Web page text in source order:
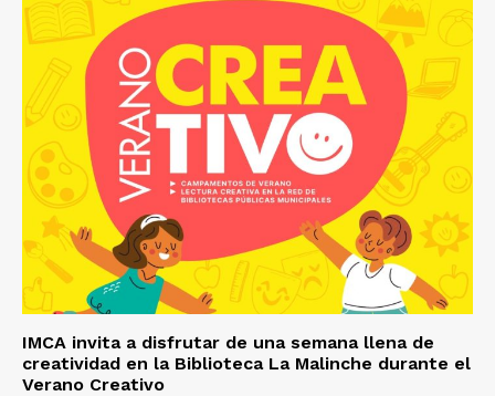
IMCA invita a disfrutar de una semana llena de
creatividad en la Biblioteca La Malinche durante el
Verano Creativo